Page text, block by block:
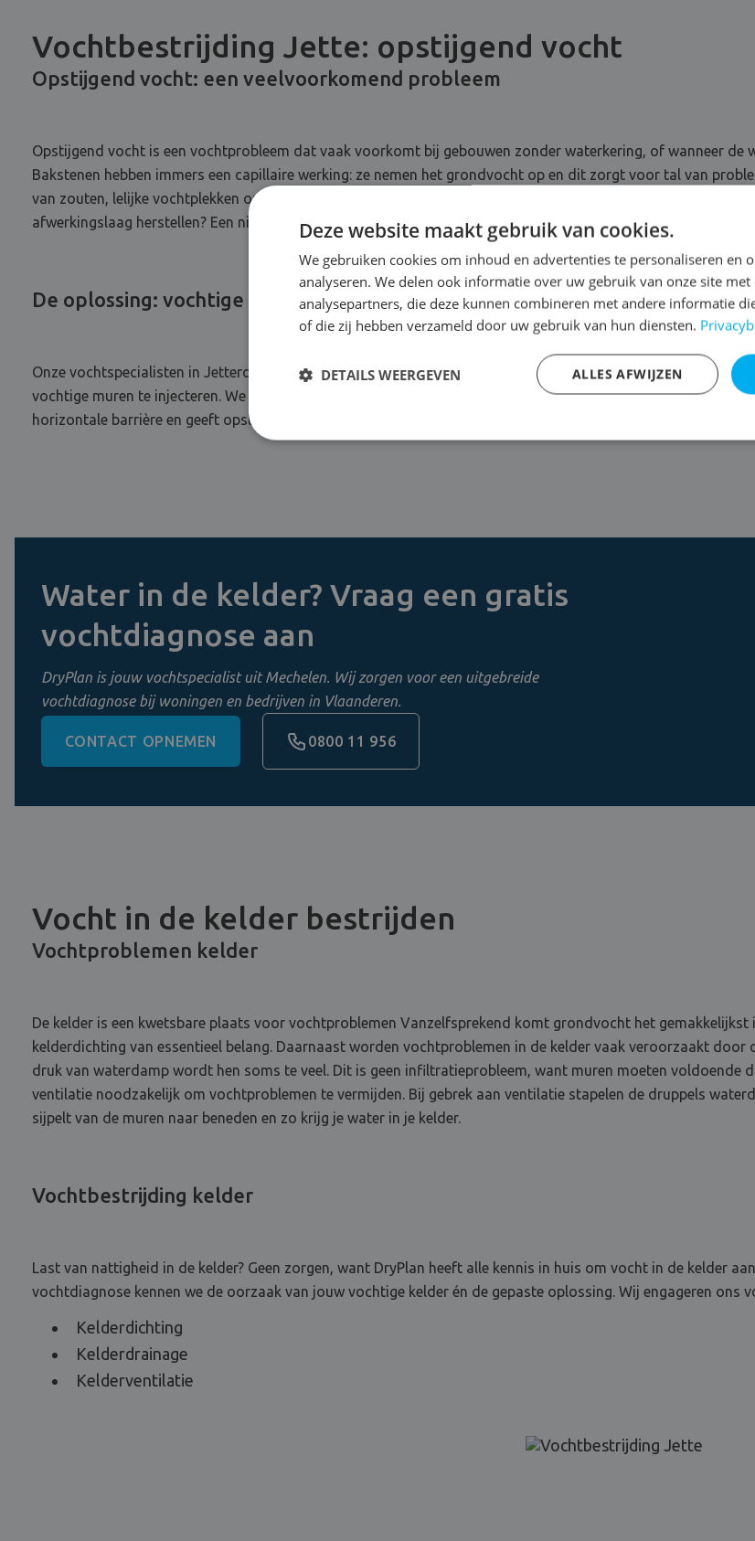
Vochtbestrijding Jette: opstijgend vocht
Opstijgend vocht: een veelvoorkomend probleem
Opstijgend vocht is een vochtprobleem dat vaak voorkomt bij gebouwen zonder waterkering, of wanneer
Bakstenen hebben immers een capillaire werking: ze nemen het grondvocht op en dit zorgt voor tal van
van zouten, lelijke vochtplekken op de muur, een muffe geur in huis … Er zijn geen snelle of oppervlakkige
afwerkingslaag herstellen? Een nieuw likje verf? Dit zal slechts op korte termijn effectief zijn.
De oplossing: vochtige muren injecteren
Onze vochtspecialisten in Jetterollen de mouwen op om opstijgend vocht te bestrijden. Hierbij kiezen we
vochtige muren te injecteren. We verwijderen de afwerkingslaag, boren kleine gaatjes dicht bij het
horizontale barrière en geeft opstijgend vocht geen kans. Klaar? We sluiten af met een piekfijne afwerking en
Water in de kelder? Vraag een gratis
vochtdiagnose aan
DryPlan is jouw vochtspecialist uit Mechelen. Wij zorgen voor een uitgebreide
vochtdiagnose bij woningen en bedrijven in Vlaanderen.
CONTACT OPNEMEN 0800 11 956
Vocht in de kelder bestrijden
Vochtproblemen kelder
De kelder is een kwetsbare plaats voor vochtproblemen Vanzelfsprekend komt grondvocht het
kelderdichting van essentieel belang. Daarnaast worden vochtproblemen in de kelder vaak veroorzaakt
druk van waterdamp wordt hen soms te veel. Dit is geen infiltratieprobleem, want muren moeten voldoende
ventilatie noodzakelijk om vochtproblemen te vermijden. Bij gebrek aan ventilatie stapelen de druppels
sijpelt van de muren naar beneden en zo krijg je water in je kelder.
Vochtbestrijding kelder
Last van nattigheid in de kelder? Geen zorgen, want DryPlan heeft alle kennis in huis om vocht in de kelder
vochtdiagnose kennen we de oorzaak van jouw vochtige kelder én de gepaste oplossing. Wij engageren
Kelderdichting
Kelderdrainage
Kelderventilatie
Deze website maakt gebruik van cookies.
We gebruiken cookies om inhoud en advertenties te personaliseren en
analyseren. We delen ook informatie over uw gebruik van onze site met
analysepartners, die deze kunnen combineren met andere informatie
of die zij hebben verzameld door uw gebruik van hun diensten.
ALLES AFWIJZEN
DETAILS WEERGEVEN